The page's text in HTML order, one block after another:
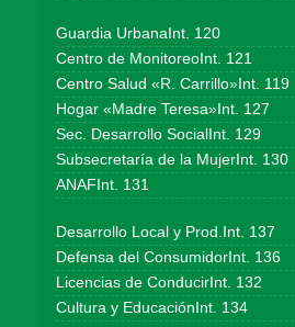
Guardia UrbanaInt. 120
Centro de MonitoreoInt. 121
Centro Salud «R. Carrillo»Int. 119
Hogar «Madre Teresa»Int. 127
Sec. Desarrollo SocialInt. 129
Subsecretaría de la MujerInt. 130
ANAFInt. 131
Desarrollo Local y Prod.Int. 137
Defensa del ConsumidorInt. 136
Licencias de ConducirInt. 132
Cultura y EducaciónInt. 134